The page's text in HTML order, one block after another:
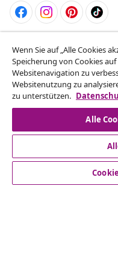
Vom Vertrag
Reiche einen
ein.
Vom
Kundenservice
Wenn Sie auf „Alle Cookies
Speicherung von Cookies
Websitenavigation zu
Websitenutzung zu
zu unterstützen.
Alle